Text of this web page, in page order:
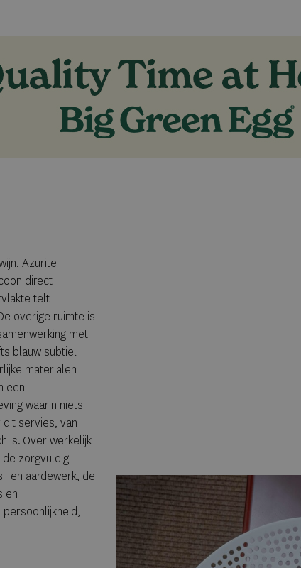
Azurite
direct
telt
overige ruimte is
met
blauw subtiel
materialen
een
waarin niets
servies, van
is. Over werkelijk
de zorgvuldig
en aardewerk, de
en